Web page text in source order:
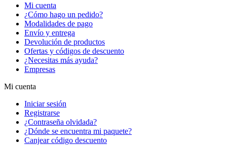
Mi cuenta
¿Cómo hago un pedido?
Modalidades de pago
Envío y entrega
Devolución de productos
Ofertas y códigos de descuento
¿Necesitas más ayuda?
Empresas
Mi cuenta
Iniciar sesión
Registrarse
¿Contraseña olvidada?
¿Dónde se encuentra mi paquete?
Canjear código descuento